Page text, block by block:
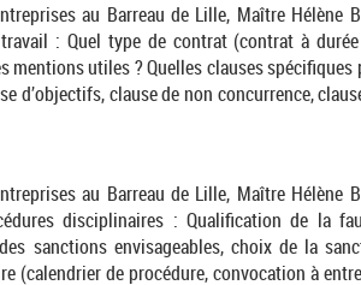
au Barreau de Lille, Maître Hélène
: Quel type de contrat (contrat à
mentions utiles ? Quelles clauses
d’objectifs, clause de non concurrence,
au Barreau de Lille, Maître Hélène
disciplinaires : Qualification de la
sanctions envisageables, choix de la
(calendrier de procédure, convocation à